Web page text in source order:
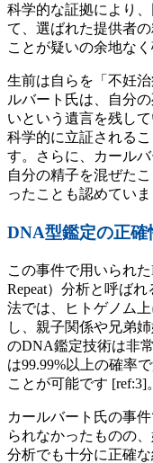
科学的な証拠により
て、選ばれた提供者
ことが疑いの余地なく
生前は自らを「不妊
ルバート氏は、自分
いという遺言を残し
科学的に立証される
す。さらに、カール
自分の精子を混ぜた
ったことも認めていま
DNA型鑑定の正確
この事件で用いられ
Repeat）分析と呼ば
法では、ヒトゲノム
し、親子関係や兄弟
のDNA鑑定技術は非
は99.99%以上の確率
ことが可能です [ref:3]。
カールバート氏の事
られなかったものの
分析でも十分に正確